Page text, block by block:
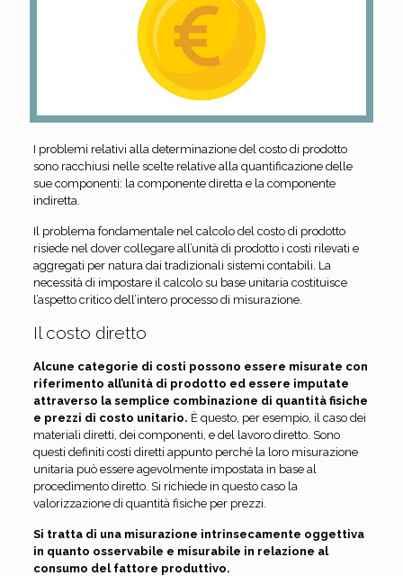
I problemi relativi alla determinazione del costo di prodotto
sono racchiusi nelle scelte relative alla quantificazione delle
sue componenti: la componente diretta e la componente
indiretta.
Il problema fondamentale nel calcolo del costo di prodotto
risiede nel dover collegare all’unità di prodotto i costi rilevati e
aggregati per natura dai tradizionali sistemi contabili. La
necessità di impostare il calcolo su base unitaria costituisce
l’aspetto critico dell’intero processo di misurazione.
Il costo diretto
Alcune categorie di costi possono essere misurate con
riferimento all’unità di prodotto ed essere imputate
attraverso la semplice combinazione di quantità fisiche
e prezzi di costo unitario. È questo, per esempio, il caso dei
materiali diretti, dei componenti, e del lavoro diretto. Sono
questi definiti costi diretti appunto perché la loro misurazione
unitaria può essere agevolmente impostata in base al
procedimento diretto. Si richiede in questo caso la
valorizzazione di quantità fisiche per prezzi.
Si tratta di una misurazione intrinsecamente oggettiva
in quanto osservabile e misurabile in relazione al
consumo del fattore produttivo.